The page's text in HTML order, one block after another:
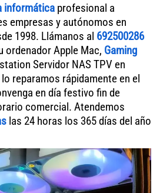
informática profesional a
empresas y autónomos en
1998. Llámanos al 692500286
ordenador Apple Mac, Gaming
Servidor NAS TPV en
reparamos rápidamente en el
en día festivo fin de
comercial. Atendemos
las 24 horas los 365 días del año